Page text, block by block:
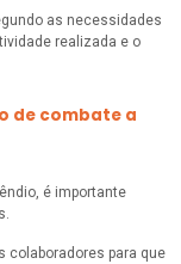
as necessidades
realizada e o
de combate a
é importante
colaboradores para que